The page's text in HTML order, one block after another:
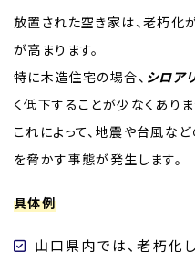
放置された空き家は、老朽化
が高まります。
特に木造住宅の場合、 シロア
く低下することが少なくありま
これによって、地震や台風な
を脅かす事態が発生します。
具体例
山口県内では、老朽化